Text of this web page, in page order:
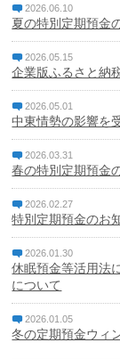
2026.06.10
夏の特別定期預金
2026.05.15
企業版ふるさと納
2026.05.01
中東情勢の影響を
2026.03.31
春の特別定期預金
2026.02.27
特別定期預金のお
2026.01.30
休眠預金等活用法
について
2026.01.05
冬の定期預金ウィ